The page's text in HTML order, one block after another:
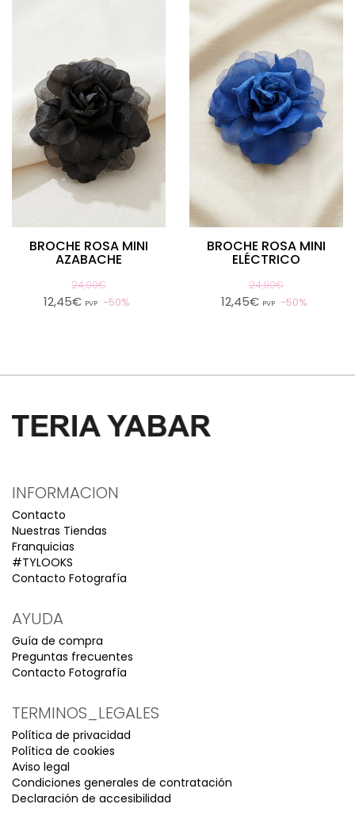
BROCHE ROSA MINI
AZABACHE
24,90€
12,45€ PVP 50%
BROCHE ROSA MINI
ELÉCTRICO
24,90€
12,45€ PVP 50%
INFORMACION
Contacto
Nuestras Tiendas
Franquicias
#TYLOOKS
Contacto Fotografía
AYUDA
Guía de compra
Preguntas frecuentes
Contacto Fotografía
TERMINOS_LEGALES
Política de privacidad
Política de cookies
Aviso legal
Condiciones generales de contratación
Declaración de accesibilidad